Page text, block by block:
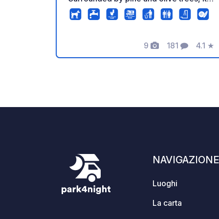
offers a peaceful Mediterranean
atmosphere and spacious pitches for
Restaurants and shops are nearby, and
the friendly staff speak English,
9
Foto
181
Commenti
4.1 ★
NAVIGAZIONE
Luoghi
La carta